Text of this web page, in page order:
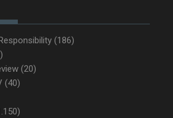
(186)
(20)
(40)